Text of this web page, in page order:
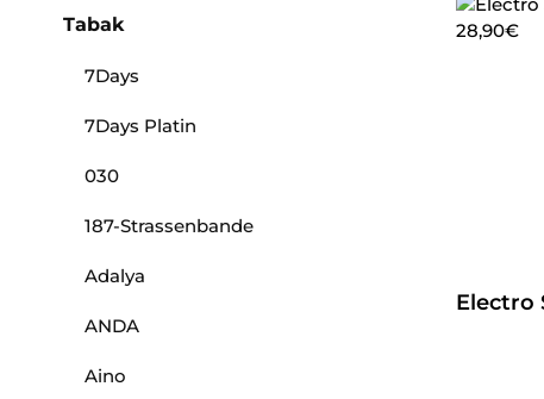
Tabak
7Days
7Days Platin
030
187-Strassenbande
Adalya
ANDA
Aino
Electro